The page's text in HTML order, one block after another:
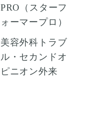
PRO（スターフ
ォーマープロ）
美容外科トラブ
ル・セカンドオ
ピニオン外来